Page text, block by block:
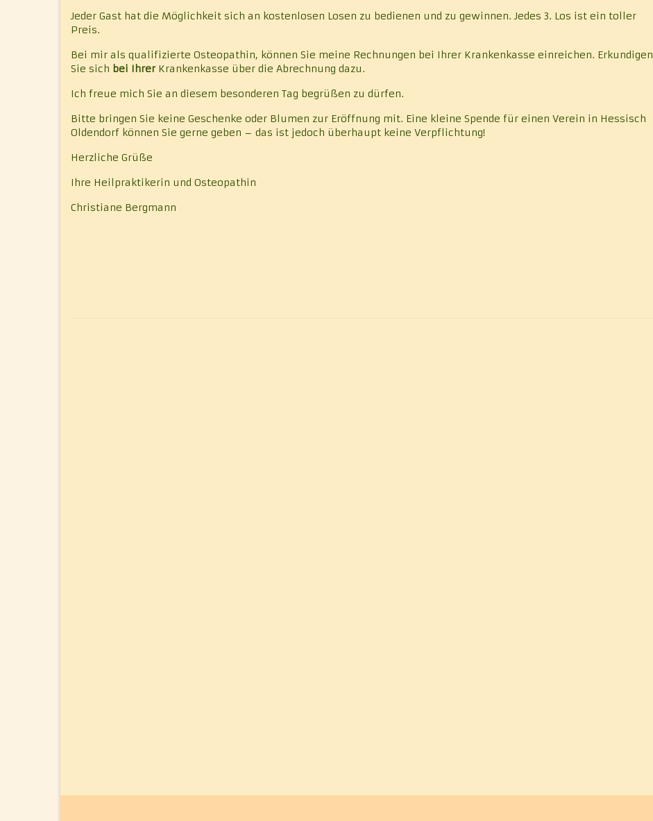
Jeder Gast hat die Möglichkeit sich an kostenlosen Losen zu bedienen und zu gewinnen. Jedes 3. Los ist ein toller
Preis.
Bei mir als qualifizierte Osteopathin, können Sie meine Rechnungen bei Ihrer Krankenkasse einreichen. Erkundigen
Sie sich bei IhrerKrankenkasse über die Abrechnung dazu.
Ich freue mich Sie an diesem besonderen Tag begrüßen zu dürfen.
Bitte bringen Sie keine Geschenke oder Blumen zur Eröffnung mit. Eine kleine Spende für einen Verein in Hessisch
Oldendorf können Sie gerne geben – das ist jedoch überhaupt keine Verpflichtung!
Herzliche Grüße
Ihre Heilpraktikerin und Osteopathin
Christiane Bergmann